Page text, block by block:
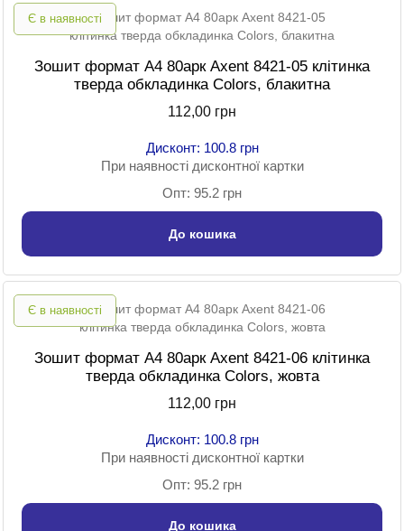
Є в наявності
Зошит формат A4 80арк Axent 8421-05 клітинка
тверда обкладинка Colors, блакитна
112,00 грн
Дисконт: 100.8 грн
При наявності дисконтної картки
Опт: 95.2 грн
До кошика
Є в наявності
Зошит формат A4 80арк Axent 8421-06 клітинка
тверда обкладинка Colors, жовта
112,00 грн
Дисконт: 100.8 грн
При наявності дисконтної картки
Опт: 95.2 грн
До кошика